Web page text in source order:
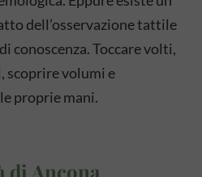
dell’osservazione tattile
conoscenza. Toccare volti,
scoprire volumi e
proprie mani.
di Ancona